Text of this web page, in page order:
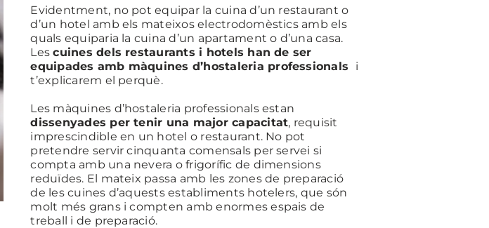
Evidentment, no pot equipar la cuina d’un restaurant o
d’un hotel amb els mateixos electrodomèstics amb els
quals equiparia la cuina d’un apartament o d’una casa.
Lescuines dels restaurants i hotels han de ser
equipades amb màquines d’hostaleria professionals
i
t’explicarem el perquè.
Les màquines d’hostaleria professionals estan
dissenyades per tenir una major capacitat, requisit
imprescindible en un hotel o restaurant. No pot
pretendre servir cinquanta comensals per servei si
compta amb una nevera o frigorífic de dimensions
reduïdes. El mateix passa amb les zones de preparació
de les cuines d’aquests establiments hotelers, que són
molt més grans i compten amb enormes espais de
treball i de preparació.